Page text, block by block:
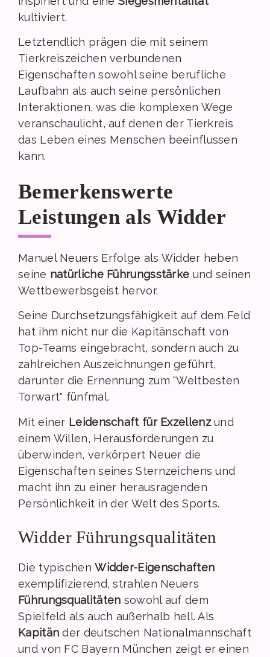
kultiviert.
Letztendlich prägen die mit seinem
Tierkreiszeichen verbundenen
Eigenschaften sowohl seine berufliche
Laufbahn als auch seine persönlichen
Interaktionen, was die komplexen Wege
veranschaulicht, auf denen der Tierkreis
das Leben eines Menschen beeinflussen
kann.
Bemerkenswerte
Leistungen als Widder
Manuel Neuers Erfolge als Widder heben
seine natürliche Führungsstärke und seinen
Wettbewerbsgeist hervor.
Seine Durchsetzungsfähigkeit auf dem Feld
hat ihm nicht nur die Kapitänschaft von
Top-Teams eingebracht, sondern auch zu
zahlreichen Auszeichnungen geführt,
darunter die Ernennung zum "Weltbesten
Torwart" fünfmal.
Mit einer Leidenschaft für Exzellenzund
einem Willen, Herausforderungen zu
überwinden, verkörpert Neuer die
Eigenschaften seines Sternzeichens und
macht ihn zu einer herausragenden
Persönlichkeit in der Welt des Sports.
Widder Führungsqualitäten
Die typischenWidder-Eigenschaften
exemplifizierend, strahlen Neuers
Führungsqualitäten sowohl auf dem
Spielfeld als auch außerhalb hell. Als
Kapitän der deutschen Nationalmannschaft
und von FC Bayern München zeigt er einen